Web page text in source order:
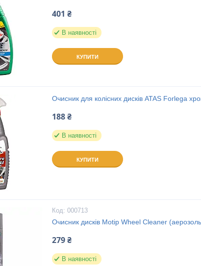
401 ₴
В наявності
КУПИТИ
Очисник для колісних дисків ATAS Forlega
188 ₴
В наявності
КУПИТИ
000713
Очисник дисків Motip Wheel Cleaner
279 ₴
В наявності